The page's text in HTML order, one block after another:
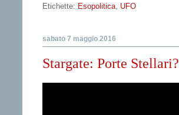
Etichette: Esopolitica, UFO
sabato 7 maggio 2016
Stargate: Porte Stellari?